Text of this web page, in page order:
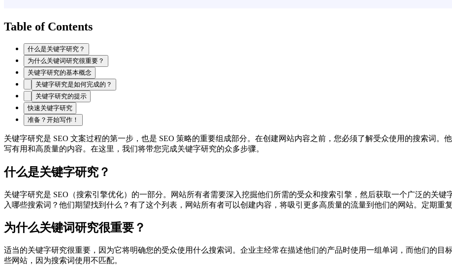
Table of Contents
什么是关键字研究？
为什么关键词研究很重要？
关键字研究的基本概念
关键字研究是如何完成的？
关键字研究的提示
快速关键字研究
准备？开始写作！
关键字研究是 SEO 文案过程的第一步，也是 SEO 策略的重要组成部分。在创建网站内容之前，您必须了解受众使用的搜索词。
写有用和高质量的内容。在这里，我们将带您完成关键字研究的众多步骤。
什么是关键字研究？
关键字研究是 SEO（搜索引擎优化）的一部分。网站所有者需要深入挖掘他们所需的受众和搜索引擎，然后获取一个广泛的关
入哪些搜索词？他们期望找到什么？有了这个列表，网站所有者可以创建内容，将吸引更多高质量的流量到他们的网站。定期重
为什么关键词研究很重要？
适当的关键字研究很重要，因为它将明确您的受众使用什么搜索词。企业主经常在描述他们的产品时使用一组单词，而他们的目
些网站，因为搜索词使用不匹配。